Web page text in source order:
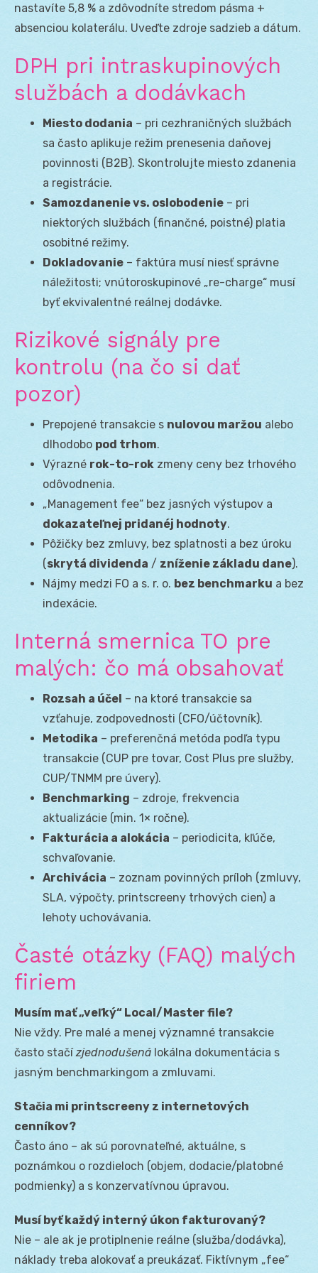
nastavíte 5,8 % a zdôvodníte stredom pásma +
absenciou kolaterálu. Uveďte zdroje sadzieb a dátum.
DPH pri intraskupinových
službách a dodávkach
Miesto dodania – pri cezhraničných službách
sa často aplikuje režim prenesenia daňovej
povinnosti (B2B). Skontrolujte miesto zdanenia
a registrácie.
Samozdanenie vs. oslobodenie – pri
niektorých službách (finančné, poistné) platia
osobitné režimy.
Dokladovanie – faktúra musí niesť správne
náležitosti; vnútoroskupinové „re-charge“ musí
byť ekvivalentné reálnej dodávke.
Rizikové signály pre
kontrolu (na čo si dať
pozor)
Prepojené transakcie s nulovou maržou alebo
dlhodobo pod trhom.
Výrazné rok-to-rok zmeny ceny bez trhového
odôvodnenia.
„Management fee“ bez jasných výstupov a
dokazateľnej pridanéj hodnoty.
Pôžičky bez zmluvy, bez splatnosti a bez úroku
(skrytá dividenda / zníženie základu dane).
Nájmy medzi FO a s. r. o. bez benchmarku a bez
indexácie.
Interná smernica TO pre
malých: čo má obsahovať
Rozsah a účel – na ktoré transakcie sa
vzťahuje, zodpovednosti (CFO/účtovník).
Metodika – preferenčná metóda podľa typu
transakcie (CUP pre tovar, Cost Plus pre služby,
CUP/TNMM pre úvery).
Benchmarking – zdroje, frekvencia
aktualizácie (min. 1× ročne).
Fakturácia a alokácia – periodicita, kľúče,
schvaľovanie.
Archivácia – zoznam povinných príloh (zmluvy,
SLA, výpočty, printscreeny trhových cien) a
lehoty uchovávania.
Časté otázky (FAQ) malých
firiem
Musím mať „veľký“ Local/Master file?
Nie vždy. Pre malé a menej významné transakcie
často stačízjednodušená lokálna dokumentácia s
jasným benchmarkingom a zmluvami.
Stačia mi printscreeny z internetových
cenníkov?
Často áno – ak sú porovnateľné, aktuálne, s
poznámkou o rozdieloch (objem, dodacie/platobné
podmienky) a s konzervatívnou úpravou.
Musí byť každý interný úkon fakturovaný?
Nie – ale ak je protiplnenie reálne (služba/dodávka),
náklady treba alokovať a preukázať. Fiktívnym „fee“